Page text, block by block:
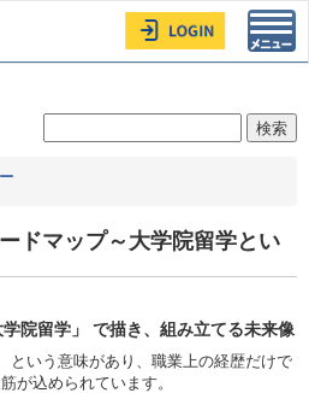
ドマップ～大学院留学とい
学院留学」 で描き、組み立てる未来像
という意味があり、職業上の経歴だけで
が込められています。